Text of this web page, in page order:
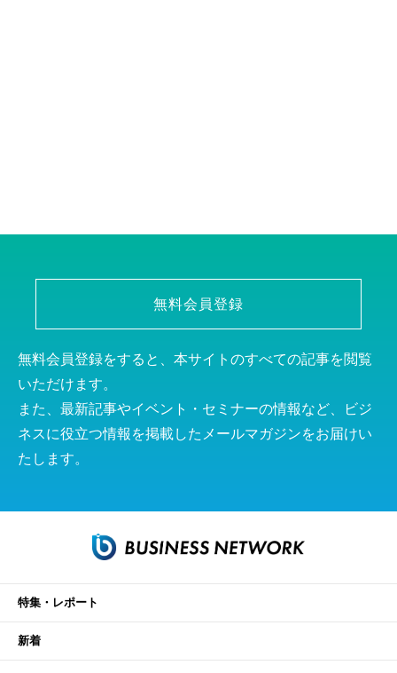
無料会員登録
無料会員登録をすると、本サイトのすべての記事を閲覧
いただけます。
また、最新記事やイベント・セミナーの情報など、ビジ
ネスに役立つ情報を掲載したメールマガジンをお届けい
たします。
特集・レポート
新着